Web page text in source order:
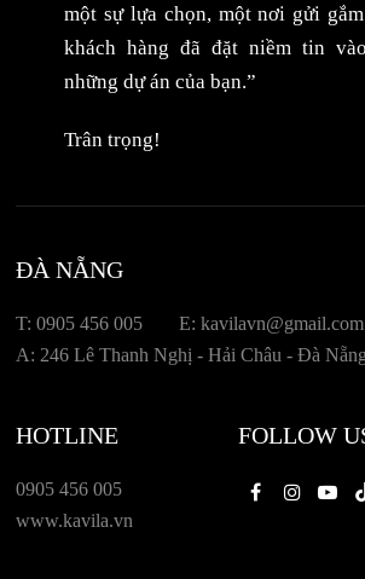
một sự lựa chọn, một nơi gửi
khách hàng đã đặt niềm tin
những dự án của bạn.”
Trân trọng!
ĐÀ NẴNG
T: 0905 456 005
E: kavilavn@gmail.com
A: 246 Lê Thanh Nghị - Hải Châu - Đà Nẵng
HOTLINE
0905 456 005
www.kavila.vn
FOLLOW
Facebook